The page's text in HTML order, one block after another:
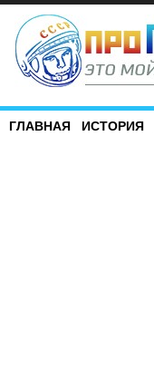
ГЛАВНАЯ ИСТОРИЯ